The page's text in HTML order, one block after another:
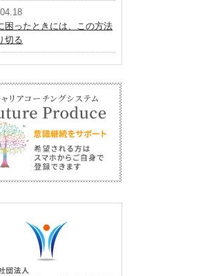
困ったときには、この方法
切る